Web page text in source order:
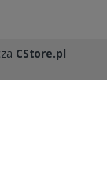
CStore.pl